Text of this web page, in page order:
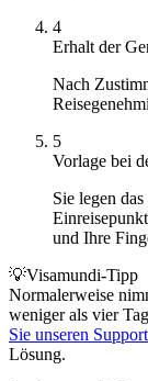
4
Erhalt der
Nach
5
Vorlage bei
Sie legen
und Ihre
💡Visamundi-Tipp
Normalerweise
weniger als vier
Sie unseren Support
Lösung.